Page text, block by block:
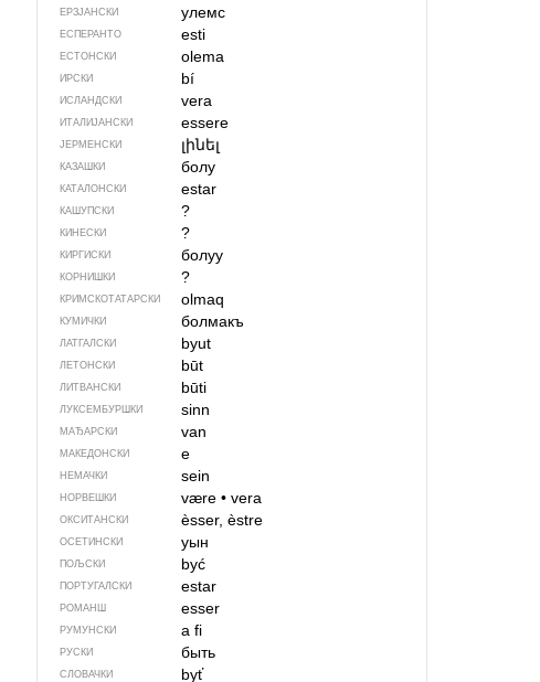
ЕРЗЈАНСКИ улемс
ЕСПЕРАНТО esti
ЕСТОНСКИ olema
ИРСКИ bí
ИСЛАНДСКИ vera
ИТАЛИЈАНСКИ essere
ЈЕРМЕНСКИ լինել
КАЗАШКИ болу
КАТАЛОНСКИ estar
КАШУПСКИ ?
КИНЕСКИ ?
КИРГИСКИ болуу
КОРНИШКИ ?
КРИМСКОТАТАРСКИ olmaq
КУМИЧКИ болмакъ
ЛАТГАЛСКИ byut
ЛЕТОНСКИ būt
ЛИТВАНСКИ būti
ЛУКСЕМБУРШКИ sinn
МАЂАРСКИ van
МАКЕДОНСКИ е
НЕМАЧКИ sein
НОРВЕШКИ være• vera
ОКСИТАНСКИ èsser, èstre
ОСЕТИНСКИ уын
ПОЉСКИ być
ПОРТУГАЛСКИ estar
РОМАНШ esser
РУМУНСКИ a fi
РУСКИ быть
СЛОВАЧКИ byť